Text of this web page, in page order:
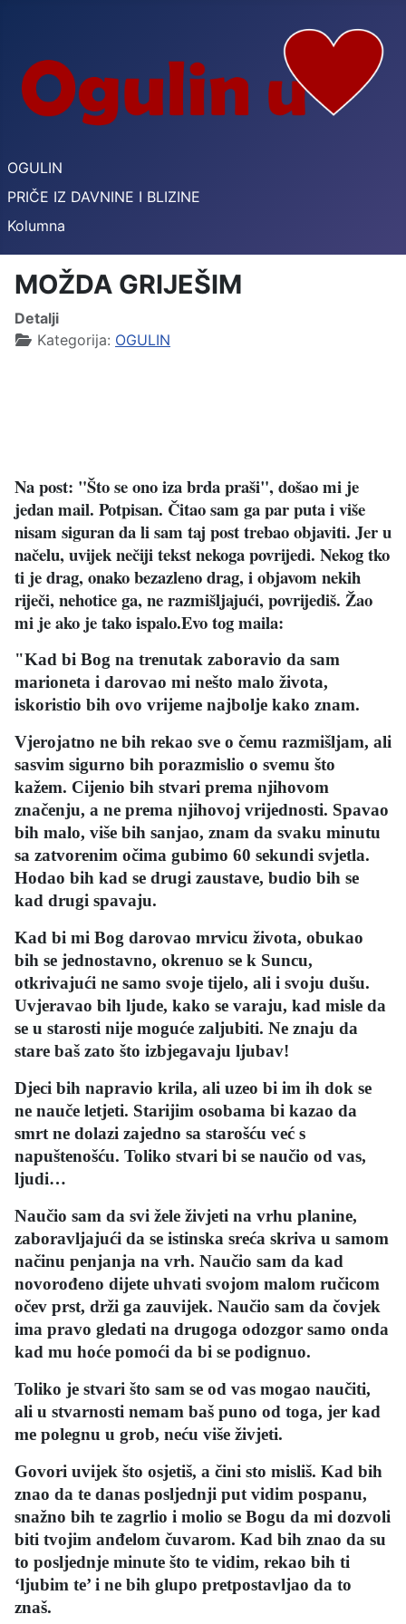
OGULIN
PRIČE IZ DAVNINE I BLIZINE
Kolumna
MOŽDA GRIJEŠIM
Detalji
Kategorija: OGULIN
Na post: "Što se ono iza brda praši", došao mi je
jedan mail. Potpisan. Čitao sam ga par puta i više
nisam siguran da li sam taj post trebao objaviti. Jer u
načelu, uvijek nečiji tekst nekoga povrijedi. Nekog tko
ti je drag, onako bezazleno drag, i objavom nekih
riječi, nehotice ga, ne razmišljajući, povrijediš. Žao
mi je ako je tako ispalo.Evo tog maila:
"Kad bi Bog na trenutak zaboravio da sam
marioneta i darovao mi nešto malo života,
iskoristio bih ovo vrijeme najbolje kako znam.
Vjerojatno ne bih rekao sve o čemu razmišljam, ali
sasvim sigurno bih porazmislio o svemu što
kažem. Cijenio bih stvari prema njihovom
značenju, a ne prema njihovoj vrijednosti. Spavao
bih malo, više bih sanjao, znam da svaku minutu
sa zatvorenim očima gubimo 60 sekundi svjetla.
Hodao bih kad se drugi zaustave, budio bih se
kad drugi spavaju.
Kad bi mi Bog darovao mrvicu života, obukao
bih se jednostavno, okrenuo se k Suncu,
otkrivajući ne samo svoje tijelo, ali i svoju dušu.
Uvjeravao bih ljude, kako se varaju, kad misle da
se u starosti nije moguće zaljubiti. Ne znaju da
stare baš zato što izbjegavaju ljubav!
Djeci bih napravio krila, ali uzeo bi im ih dok se
ne nauče letjeti. Starijim osobama bi kazao da
smrt ne dolazi zajedno sa starošću već s
napuštenošću. Toliko stvari bi se naučio od vas,
ljudi…
Naučio sam da svi žele živjeti na vrhu planine,
zaboravljajući da se istinska sreća skriva u samom
načinu penjanja na vrh. Naučio sam da kad
novorođeno dijete uhvati svojom malom ručicom
očev prst, drži ga zauvijek. Naučio sam da čovjek
ima pravo gledati na drugoga odozgor samo onda
kad mu hoće pomoći da bi se podignuo.
Toliko je stvari što sam se od vas mogao naučiti,
ali u stvarnosti nemam baš puno od toga, jer kad
me polegnu u grob, neću više živjeti.
Govori uvijek što osjetiš, a čini sto misliš. Kad bih
znao da te danas posljednji put vidim pospanu,
snažno bih te zagrlio i molio se Bogu da mi dozvoli
biti tvojim anđelom čuvarom. Kad bih znao da su
to posljednje minute što te vidim, rekao bih ti
‘ljubim te’ i ne bih glupo pretpostavljao da to
znaš.